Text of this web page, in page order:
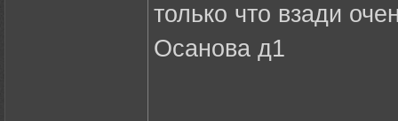
только что взади
Осанова д1